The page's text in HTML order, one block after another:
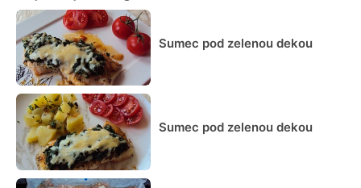
Sumec pod zelenou dekou
Sumec pod zelenou dekou